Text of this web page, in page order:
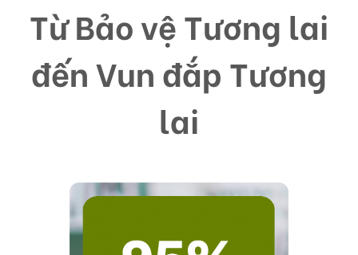
Từ Bảo vệ Tương lai
đến Vun đắp Tương
lai